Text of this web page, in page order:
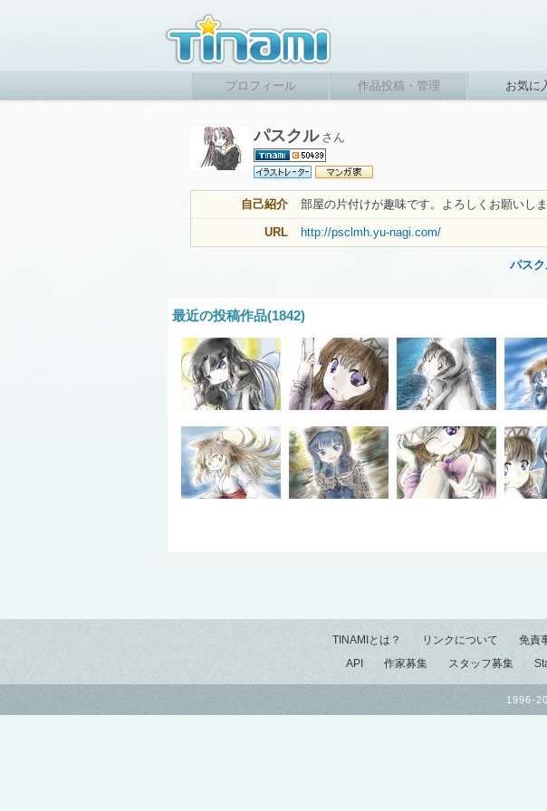
プロフィール 作品投稿・管理 お気に
パスクル さん
自己紹介 部屋の片付けが趣味です。よろしくお願いしま
URL http://psclmh.yu-nagi.com/
パス
最近の投稿作品(1842)
TINAMIとは？ リンクについて 免責
API
作家募集 スタッフ募集
1996-